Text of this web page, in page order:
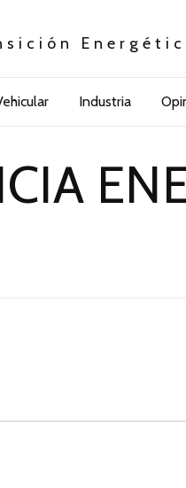
Industria